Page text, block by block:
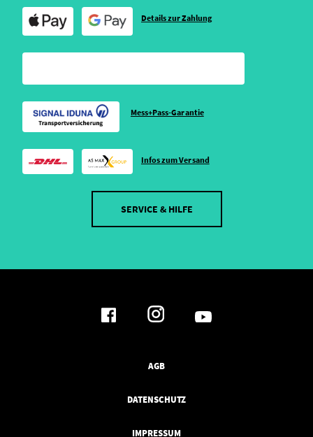
Details zur Zahlung
Mess+Pass-Garantie
Infos zum Versand
SERVICE & HILFE
AGB
DATENSCHUTZ
IMPRESSUM